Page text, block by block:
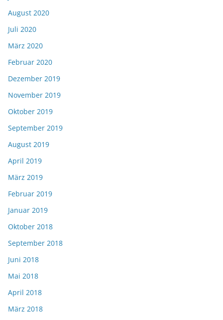
August 2020
Juli 2020
März 2020
Februar 2020
Dezember 2019
November 2019
Oktober 2019
September 2019
August 2019
April 2019
März 2019
Februar 2019
Januar 2019
Oktober 2018
September 2018
Juni 2018
Mai 2018
April 2018
März 2018